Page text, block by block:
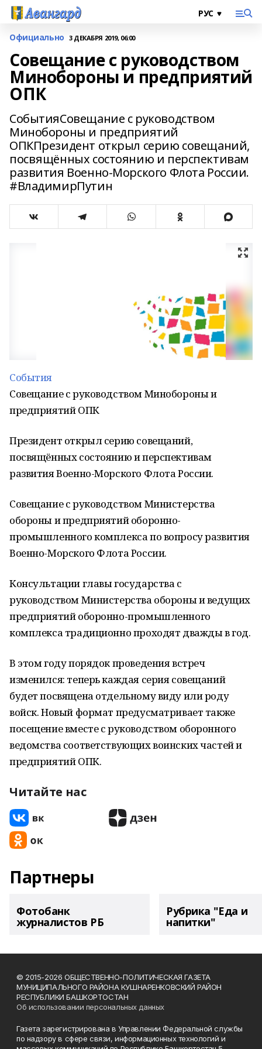
Официально 3 ДЕКАБРЯ 2019, 06:00
Совещание с руководством
Минобороны и предприятий
ОПК
СобытияСовещание с руководством
Минобороны и предприятий
ОПКПрезидент открыл серию совещаний,
посвящённых состоянию и перспективам
развития Военно-Морского Флота России.
#ВладимирПутин
События
Совещание с руководством Минобороны и
предприятий ОПК
Президент открыл серию совещаний,
посвящённых состоянию и перспективам
развития Военно-Морского Флота России.
Совещание с руководством Министерства
обороны и предприятий оборонно-
промышленного комплекса по вопросу развития
Военно-Морского Флота России.
Консультации главы государства с
руководством Министерства обороны и ведущих
предприятий оборонно-промышленного
комплекса традиционно проходят дважды в год.
В этом году порядок проведения встреч
изменился: теперь каждая серия совещаний
будет посвящена отдельному виду или роду
войск. Новый формат предусматривает также
посещение вместе с руководством оборонного
ведомства соответствующих воинских частей и
предприятий ОПК.
Читайте нас
Партнеры
Фотобанк
журналистов РБ
Рубрика "Еда и
напитки"
© 2015-2026 ОБЩЕСТВЕННО-ПОЛИТИЧЕСКАЯ ГАЗЕТА
МУНИЦИПАЛЬНОГО РАЙОНА КУШНАРЕНКОВСКИЙ РАЙОН
РЕСПУБЛИКИ БАШКОРТОСТАН
Об использовании персональных данных
Газета зарегистрирована в Управлении Федеральной службы
по надзору в сфере связи, информационных технологий и